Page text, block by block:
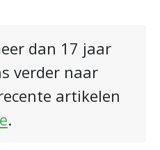
dan 17 jaar
verder naar
artikelen
.